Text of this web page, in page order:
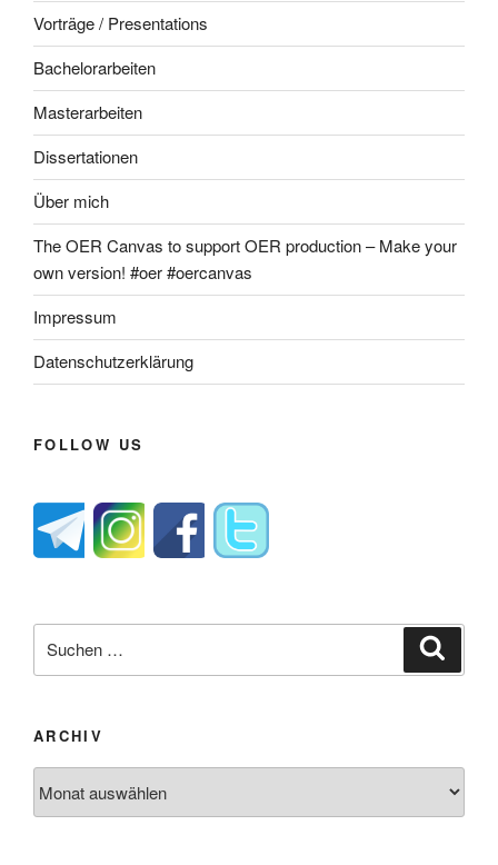
Vorträge / Presentations
Bachelorarbeiten
Masterarbeiten
Dissertationen
Über mich
The OER Canvas to support OER production – Make your
own version! #oer #oercanvas
Impressum
Datenschutzerklärung
FOLLOW US
nach:
ARCHIV